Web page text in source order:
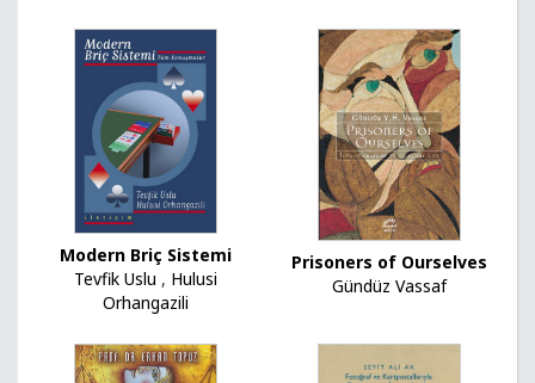
Modern Briç Sistemi
Tevfik Uslu , Hulusi
Orhangazili
Prisoners of Ourselves
Gündüz Vassaf